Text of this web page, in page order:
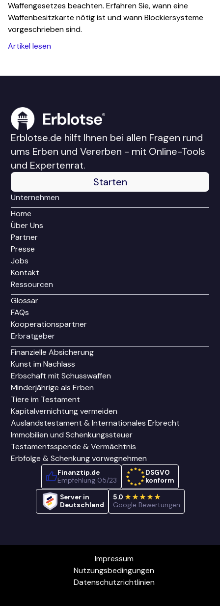
Waffengesetzes beachten. Erfahren Sie, wann eine
Waffenbesitzkarte nötig ist und wann Blockiersysteme
vorgeschrieben sind.
Artikel lesen
Erblotse.de hilft Ihnen bei allen Fragen rund
ums Erben und Vererben - mit Online-Tools
und Expertenrat.
Starten
Unternehmen
Home
Über Uns
Partner
Presse
Jobs
Kontakt
Ressourcen
Glossar
FAQs
Kooperationspartner
Erbratgeber
Finanzielle Absicherung
Kunst im Nachlass
Erbschaft mit Schusswaffen
Minderjährige als Erben
Tiere im Testament
Kapitalvernichtung vermeiden
Auslandstestament & Internationales Erbrecht
Immobilien und Schenkungssteuer
Testamentsspende & Vermächtnis
Erbfolge & Schenkung vorwegnehmen
Finanztip.de
Empfehlung 05/23
DSGVO
konform
Server in
Deutschland
5.0 ★★★★★
Google Bewertungen
Impressum
Nutzungsbedingungen
Datenschutzrichtlinien